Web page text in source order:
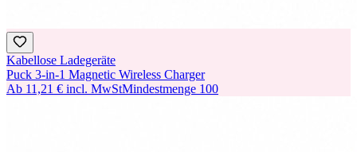
Kabellose Ladegeräte
Puck 3-in-1 Magnetic Wireless Charger
Ab 11,21 € incl. MwStMindestmenge 100